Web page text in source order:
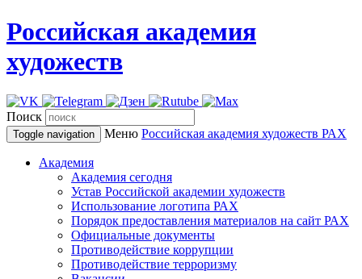
Российская академия
художеств
Поиск
Toggle navigation Меню Российская академия художеств РАХ
Академия
Академия сегодня
Устав Российской академии художеств
Использование логотипа РАХ
Порядок предоставления материалов на сайт РАХ
Официальные документы
Противодействие коррупции
Противодействие терроризму